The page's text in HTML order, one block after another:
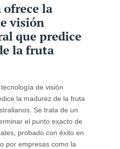
ofrece la
visión
que predice
la fruta
de visión
la madurez de la fruta
Se trata de un
el punto exacto de
probado con éxito en
por empresas como la